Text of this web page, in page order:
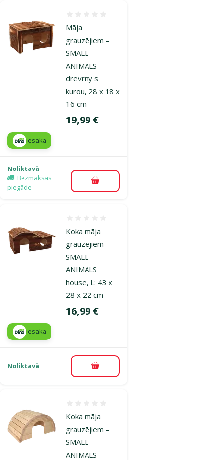
Māja
grauzējiem –
SMALL
ANIMALS
drevrny s
kurou, 28 x 18 x
16 cm
Cena
19,99 €
iesaka
Noliktavā
Bezmaksas
piegāde
Pievienot grozam
Koka māja
grauzējiem –
SMALL
ANIMALS
house, L: 43 x
28 x 22 cm
Cena
16,99 €
iesaka
Noliktavā Pievienot grozam
Koka māja
grauzējiem –
SMALL
ANIMALS